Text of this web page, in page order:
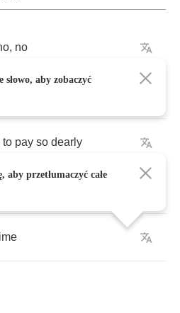
, no
to pay so dearly
aby zobaczyć
przetłumaczyć całe